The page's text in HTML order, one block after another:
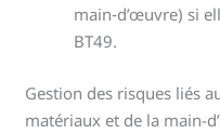
main‑d’œuvre) si
BT49.
Gestion des risques liés
matériaux et de la main-